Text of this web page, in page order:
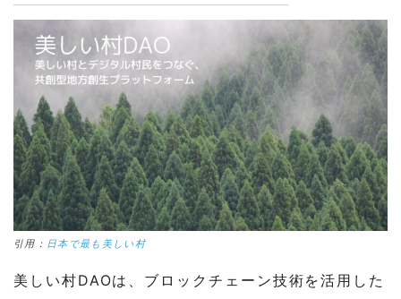
1-5 中川村：「銭不動お札NFT」
2 「美しい村DAO」を運営する株式会社ガ
イアックスとは？
3 まとめ
3-1 「美しい村DAO」&関係自治体・各種infor
mation
引用： 日本で最も美しい村
美しい村DAOは、ブロックチェーン技術を活用した